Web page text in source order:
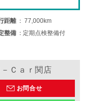
距離
77,000km
整備
定期点検整備付
Ｃａｒ関店
お問合せ